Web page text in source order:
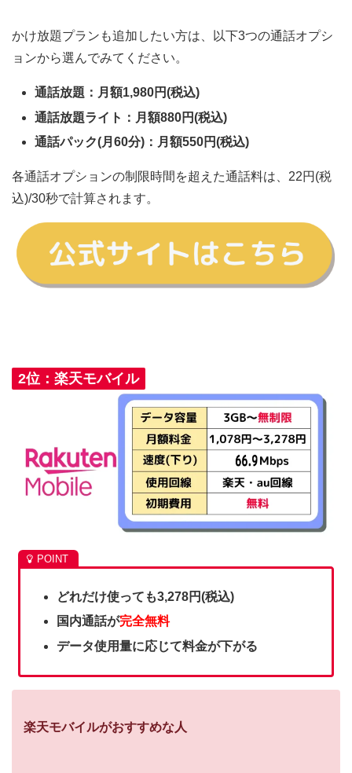
かけ放題プランも追加したい方は、以下3つの通話オプシ
ョンから選んでみてください。
通話放題：月額1,980円(税込)
通話放題ライト：月額880円(税込)
通話パック(月60分)：月額550円(税込)
各通話オプションの制限時間を超えた通話料は、22円(税
込)/30秒で計算されます。
2位：楽天モバイル
どれだけ使っても3,278円(税込)
国内通話が完全無料
データ使用量に応じて料金が下がる
楽天モバイルがおすすめな人